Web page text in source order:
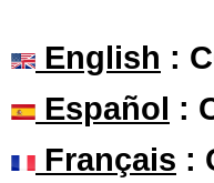
English :
Español :
Français :